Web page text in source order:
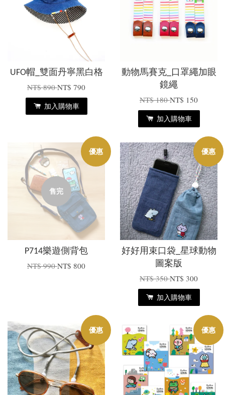
UFO帽_雙面丹寧黑白格
NT$ 890NT$ 790
加入購物車
動物馬賽克_口罩繩加眼
鏡繩
NT$ 180NT$ 150
加入購物車
優惠
售完
P714樂遊側背包
NT$ 990NT$ 800
優惠
好好用束口袋_星球動物
圖案版
NT$ 350NT$ 300
加入購物車
優惠 優惠